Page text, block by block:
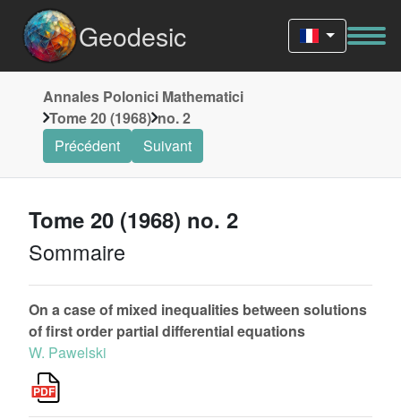
Geodesic
Annales Polonici Mathematici
Tome 20 (1968) no. 2
Précédent
Suivant
Tome 20 (1968) no. 2
Sommaire
On a case of mixed inequalities between solutions
of first order partial differential equations
W. Pawelski